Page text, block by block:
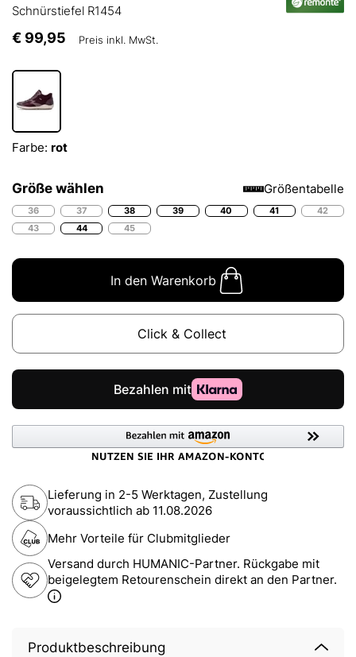
Schnürstiefel R1454
€ 99,95 Preis inkl. MwSt.
Farbe: rot
Größe wählen Größentabelle
36 37 38 39 40 41
42
43
44 45
In den Warenkorb
Click & Collect
Lieferung in 2-5 Werktagen, Zustellung
voraussichtlich ab 11.08.2026
Mehr Vorteile für Clubmitglieder
Versand durch HUMANIC-Partner. Rückgabe mit
beigelegtem Retourenschein direkt an den Partner.
Produktbeschreibung